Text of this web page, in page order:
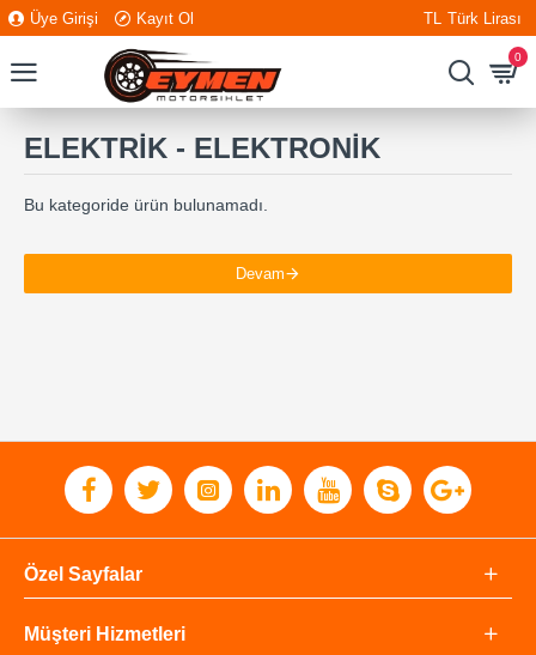
Üye Girişi Kayıt Ol TL Türk Lirası
0
ELEKTRİK - ELEKTRONİK
Bu kategoride ürün bulunamadı.
Devam
Özel Sayfalar
Müşteri Hizmetleri